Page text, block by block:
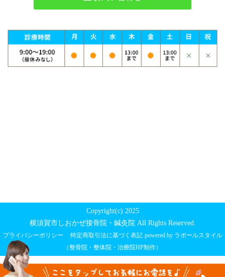
Copyright(c) 2025
横須賀市しおかぜ接骨院・鍼灸院 All Rights Reserved.
プライバシーポリシー 特定商取引法に基づく表記 powered by ラポールスタイル
（整骨院・整体院・治療院HP制作）